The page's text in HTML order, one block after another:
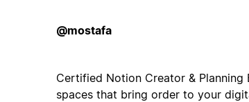
@mostafa
Certified Notion Creator & Planning
spaces that bring order to your